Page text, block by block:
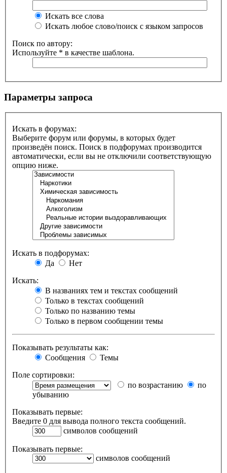
Искать все слова
Искать любое слово/поиск с языком запросов
Поиск по автору:
Используйте * в качестве шаблона.
Параметры запроса
Искать в форумах:
Выберите форум или форумы, в которых будет
произведён поиск. Поиск в подфорумах производится
автоматически, если вы не отключили соответствующую
опцию ниже.
Искать в подфорумах:
Да
Нет
Искать:
В названиях тем и текстах сообщений
Только в текстах сообщений
Только по названию темы
Только в первом сообщении темы
Показывать результаты как:
Сообщения
Темы
Поле сортировки:
по возрастанию
по
убыванию
Показывать первые:
Введите 0 для вывода полного текста сообщений.
символов сообщений
Показывать первые:
символов сообщений